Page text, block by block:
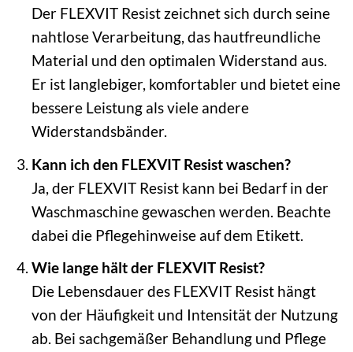
Der FLEXVIT Resist zeichnet sich durch seine
nahtlose Verarbeitung, das hautfreundliche
Material und den optimalen Widerstand aus.
Er ist langlebiger, komfortabler und bietet eine
bessere Leistung als viele andere
Widerstandsbänder.
Kann ich den FLEXVIT Resist waschen?
Ja, der FLEXVIT Resist kann bei Bedarf in der
Waschmaschine gewaschen werden. Beachte
dabei die Pflegehinweise auf dem Etikett.
Wie lange hält der FLEXVIT Resist?
Die Lebensdauer des FLEXVIT Resist hängt
von der Häufigkeit und Intensität der Nutzung
ab. Bei sachgemäßer Behandlung und Pflege